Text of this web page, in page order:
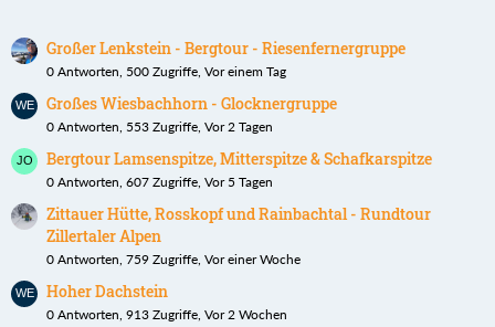
Großer Lenkstein - Bergtour - Riesenfernergruppe
0 Antworten, 500 Zugriffe, Vor einem Tag
Großes Wiesbachhorn - Glocknergruppe
0 Antworten, 553 Zugriffe, Vor 2 Tagen
Bergtour Lamsenspitze, Mitterspitze & Schafkarspitze
0 Antworten, 607 Zugriffe, Vor 5 Tagen
Zittauer Hütte, Rosskopf und Rainbachtal - Rundtour
Zillertaler Alpen
0 Antworten, 759 Zugriffe, Vor einer Woche
Hoher Dachstein
0 Antworten, 913 Zugriffe, Vor 2 Wochen